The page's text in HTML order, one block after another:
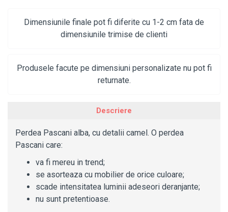
Dimensiunile finale pot fi diferite cu 1-2 cm fata de
dimensiunile trimise de clienti
Produsele facute pe dimensiuni personalizate nu pot fi
returnate.
Descriere
Perdea Pascani alba, cu detalii camel. O perdea
Pascani care:
va fi mereu in trend;
se asorteaza cu mobilier de orice culoare;
scade intensitatea luminii adeseori deranjante;
nu sunt pretentioase.